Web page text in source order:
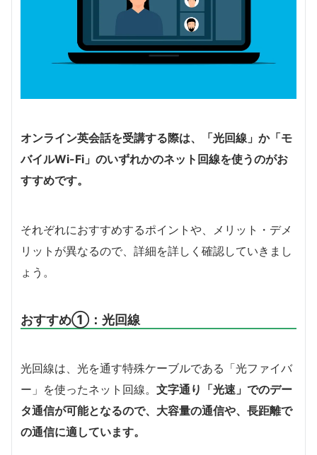
オンライン英会話を受講する際は、「光回線」か「モ
バイルWi-Fi」のいずれかのネット回線を使うのがお
すすめです。
それぞれにおすすめするポイントや、メリット・デメ
リットが異なるので、詳細を詳しく確認していきまし
ょう。
おすすめ①：光回線
光回線は、光を通す特殊ケーブルである「光ファイバ
ー」を使ったネット回線。 文字通り「光速」でのデー
タ通信が可能となるので、大容量の通信や、長距離で
の通信に適しています。